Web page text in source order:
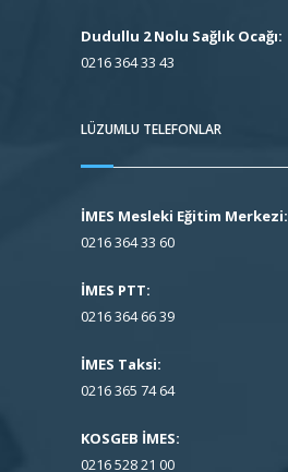
Dudullu 2 Nolu Sağlık Ocağı:
0216 364 33 43
LÜZUMLU TELEFONLAR
İMES Mesleki Eğitim Merkezi:
0216 364 33 60
İMES PTT:
0216 364 66 39
İMES Taksi:
0216 365 74 64
KOSGEB İMES:
0216 528 21 00